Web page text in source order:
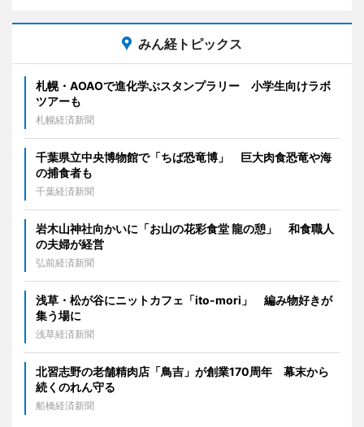
みん経トピックス
札幌・AOAOで進化学ぶスタンプラリー 小学生向けラボ
ツアーも
札幌経済新聞
千葉県立中央博物館で「ちば恐竜博」 巨大肉食恐竜や海
の捕食者も
千葉経済新聞
岩木山神社向かいに「お山の花彩食堂 龍の憩」 和食職人
の夫婦が経営
弘前経済新聞
浅草・松が谷にニットカフェ「ito-mori」 編み物好きが
集う場に
浅草経済新聞
北習志野の老舗精肉店「鳥吉」が創業170周年 幕末から
続くのれん守る
船橋経済新聞